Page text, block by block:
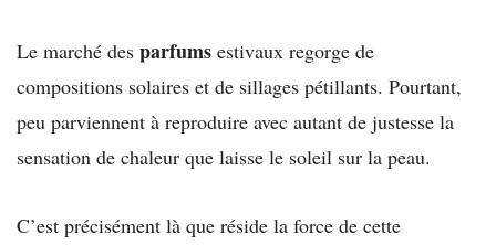
Le marché des parfums estivaux regorge de
compositions solaires et de sillages pétillants. Pourtant,
peu parviennent à reproduire avec autant de justesse la
sensation de chaleur que laisse le soleil sur la peau.
C’est précisément là que réside la force de cette